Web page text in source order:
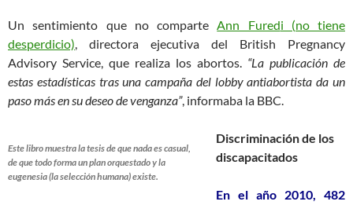
Un sentimiento que no comparteAnn Furedi (no tiene
desperdicio), directora ejecutiva del British Pregnancy
Advisory Service, que realiza los abortos. “La publicación de
estas estadísticas tras una campaña del lobby antiabortista da un
paso más en su deseo de venganza”, informaba la BBC.
Este libro muestra la tesis de que nada es casual,
de que todo forma un plan orquestado y la
eugenesia (la selección humana) existe.
Discriminación de los
discapacitados
En el año 2010, 482